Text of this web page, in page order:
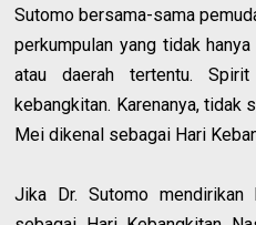
Sutomo bersama-sama
perkumpulan yang tidak
atau daerah tertentu.
kebangkitan. Karenanya, tidak
Mei dikenal sebagai Hari
Jika Dr. Sutomo